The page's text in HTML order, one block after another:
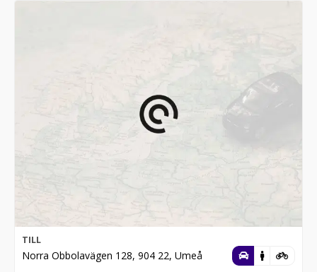
TILL
Norra Obbolavägen 128, 904 22, Umeå